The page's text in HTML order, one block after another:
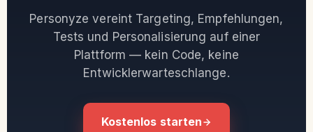
Personyze vereint Targeting, Empfehlungen,
Tests und Personalisierung auf einer
Plattform — kein Code, keine
Entwicklerwarteschlange.
Kostenlos starten